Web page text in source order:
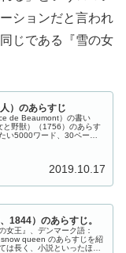
ションだと言われ
じである『雪の女
）のあらすじ
de Beaumont）の書い
野獣）（1756）のあらす
い5000ワード、30ページ
2019.10.17
1844）のあらすじ。
女王』、デンマーク語：
queen のあらすじを紹
は長く、小説といったほう